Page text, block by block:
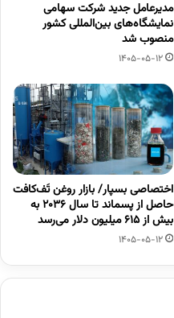
مدیرعامل جدید شرکت سهامی
نمایشگاه‌های بین‌المللی کشور
منصوب شد
1405-05-12
اختصاصی بسپار/ بازار روغن تَف‌کافت
حاصل از پسماند تا سال ۲۰۳۶ به
بیش از ۶۱۵ میلیون دلار می‌رسد
1405-05-12